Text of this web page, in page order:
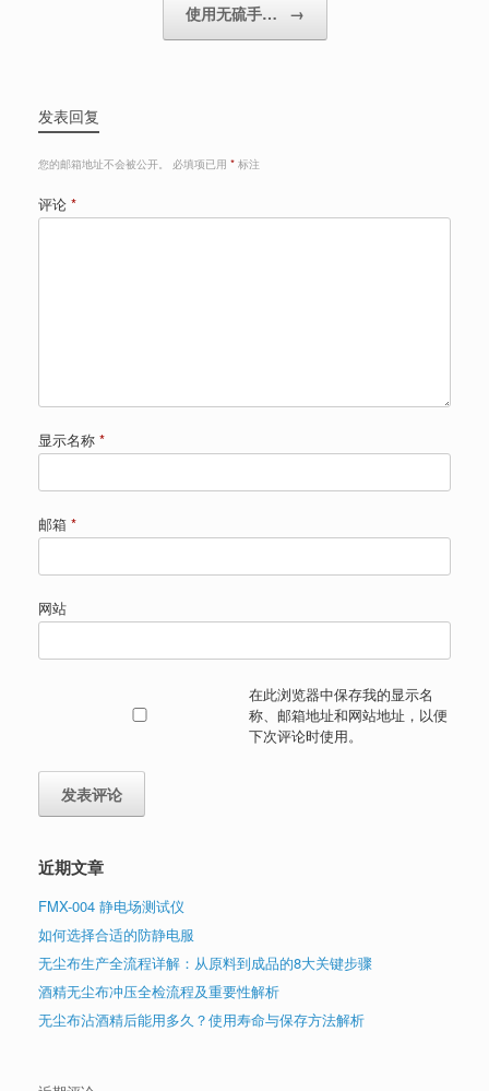
使用无硫手… →
发表回复
您的邮箱地址不会被公开。 必填项已用 * 标注
评论 *
显示名称 *
邮箱 *
网站
在此浏览器中保存我的显示名
称、邮箱地址和网站地址，以便
下次评论时使用。
近期文章
FMX-004 静电场测试仪
如何选择合适的防静电服
无尘布生产全流程详解：从原料到成品的8大关键步骤
酒精无尘布冲压全检流程及重要性解析
无尘布沾酒精后能用多久？使用寿命与保存方法解析